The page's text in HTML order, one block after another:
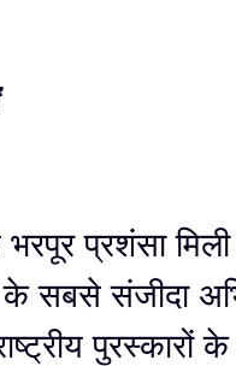
भरपूर प्रशंसा
सबसे संजीदा
पुरस्कारों